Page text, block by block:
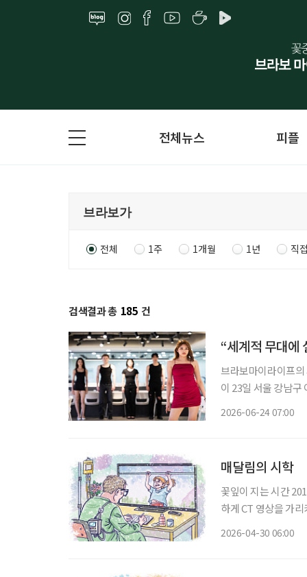
전체뉴스 피플
전체 1주 1개월 1년 직
검색결과 총 185 건
“세계적 무대에
브라보마이라이프의
이 23일 서울 강남구 이투데이
2026-06-24 07:00
매달림의 시학
꽃잎이 지는 시간 2018년 겨울, 어머니는 인후암 말기 진단을 받으셨다. 의사 선생님은 차분
하게 CT 영상을 가
2026-04-30 06:00